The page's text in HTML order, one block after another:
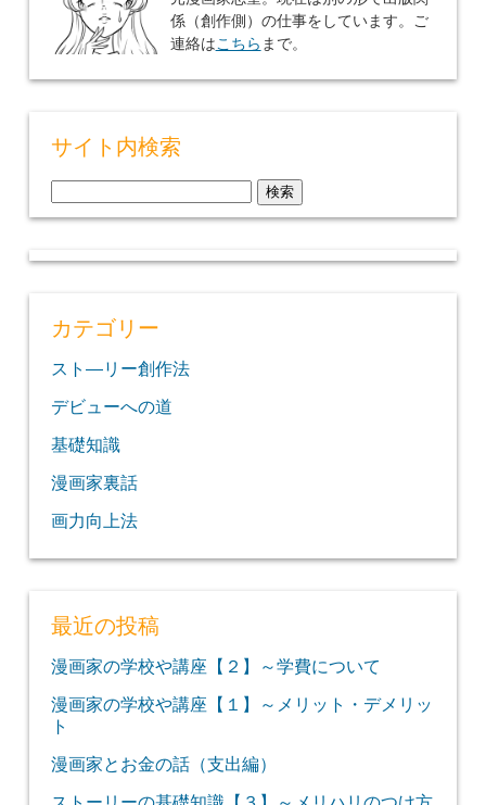
係（創作側）の仕事をしています。ご
連絡はこちら まで。
サイト内検索
索:
カテゴリー
スト―リー創作法
デビューへの道
基礎知識
漫画家裏話
画力向上法
最近の投稿
漫画家の学校や講座【２】～学費について
漫画家の学校や講座【１】～メリット・デメリッ
ト
漫画家とお金の話（支出編）